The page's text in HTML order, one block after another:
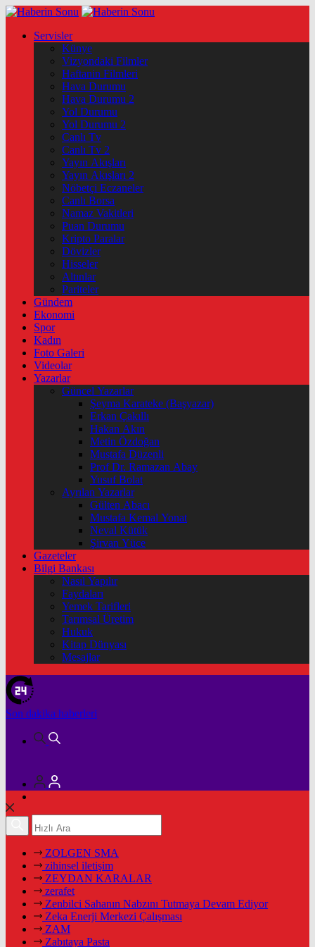
Servisler
Künye
Vizyondaki Filmler
Haftanin Filmleri
Hava Durumu
Hava Durumu 2
Yol Durumu
Yol Durumu 2
Canlı Tv
Canlı Tv 2
Yayın Akışları
Yayın Akışları 2
Nöbetçi Eczaneler
Canlı Borsa
Namaz Vakitleri
Puan Durumu
Kripto Paralar
Dövizler
Hisseler
Altınlar
Pariteler
Gündem
Ekonomi
Spor
Kadın
Foto Galeri
Videolar
Yazarlar
Güncel Yazarlar
Şeyma Karateke (Başyazar)
Erkan Çakıllı
Hakan Akın
Metin Özdoğan
Mustafa Düzenli
Prof Dr. Ramazan Abay
Yusuf Bolat
Ayrılan Yazarlar
Gülten Abacı
Mustafa Kemal Yonat
Neval Kütük
Şirvan Yüce
Gazeteler
Bilgi Bankası
Nasıl Yapılır
Faydaları
Yemek Tarifleri
Tarımsal Üretim
Hukuk
Kitap Dünyası
Mesajlar
Son dakika haberleri
ZOLGEN SMA
zihinsel iletişim
ZEYDAN KARALAR
zerafet
Zenbilci Sahanın Nabzını Tutmaya Devam Ediyor
Zeka Enerji Merkezi Çalışması
ZAM
Zabıtaya Pasta